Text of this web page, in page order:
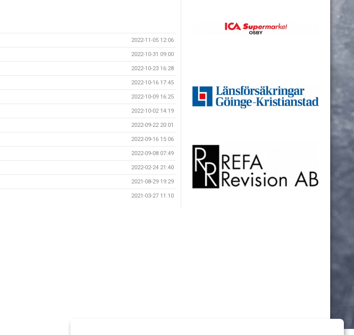
2022-11-05 12:06
2022-10-31 09:00
2022-10-23 16:28
2022-10-16 17:45
2022-10-09 16:25
2022-10-02 14:19
2022-09-22 20:01
2022-09-16 15:06
2022-09-08 07:49
2022-02-24 21:40
2021-08-29 19:29
2021-03-27 11:10